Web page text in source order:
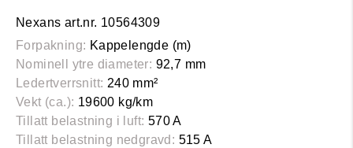
Nexans art.nr. 10564309
Forpakning: Kappelengde (m)
Nominell ytre diameter: 92,7 mm
Ledertverrsnitt: 240 mm²
Vekt (ca.): 19600 kg/km
Tillatt belastning i luft: 570 A
Tillatt belastning nedgravd: 515 A